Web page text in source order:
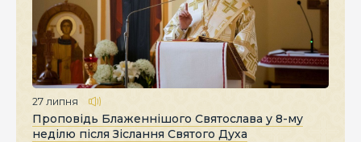
27 липня
Проповідь Блаженнішого Святослава у 8-му
неділю після Зіслання Святого Духа